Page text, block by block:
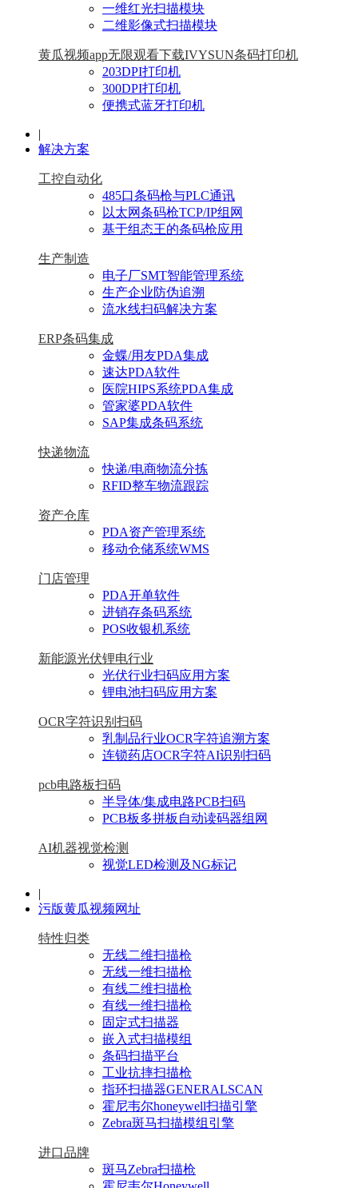
一维红光扫描模块
二维影像式扫描模块
黄瓜视频app无限观看下载IVYSUN条码打印机
203DPI打印机
300DPI打印机
便携式蓝牙打印机
|
解决方案
工控自动化
485口条码枪与PLC通讯
以太网条码枪TCP/IP组网
基于组态王的条码枪应用
生产制造
电子厂SMT智能管理系统
生产企业防伪追溯
流水线扫码解决方案
ERP条码集成
金蝶/用友PDA集成
速达PDA软件
医院HIPS系统PDA集成
管家婆PDA软件
SAP集成条码系统
快递物流
快递/电商物流分拣
RFID整车物流跟踪
资产仓库
PDA资产管理系统
移动仓储系统WMS
门店管理
PDA开单软件
进销存条码系统
POS收银机系统
新能源光伏锂电行业
光伏行业扫码应用方案
锂电池扫码应用方案
OCR字符识别扫码
乳制品行业OCR字符追溯方案
连锁药店OCR字符AI识别扫码
pcb电路板扫码
半导体/集成电路PCB扫码
PCB板多拼板自动读码器组网
AI机器视觉检测
视觉LED检测及NG标记
|
污版黄瓜视频网址
特性归类
无线二维扫描枪
无线一维扫描枪
有线二维扫描枪
有线一维扫描枪
固定式扫描器
嵌入式扫描模组
条码扫描平台
工业抗摔扫描枪
指环扫描器GENERALSCAN
霍尼韦尔honeywell扫描引擎
Zebra斑马扫描模组引擎
进口品牌
斑马Zebra扫描枪